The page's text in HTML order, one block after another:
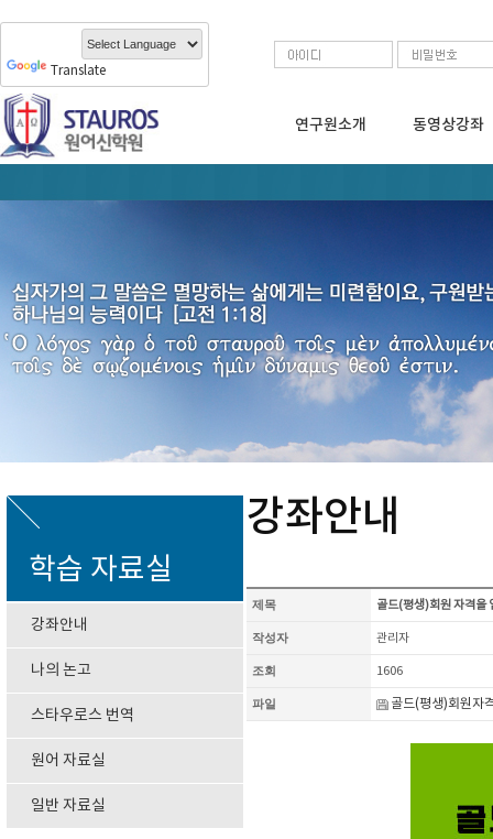
Translate
연구원소개 동영상강좌
학습 자료실
강좌안내
나의 논고
스타우로스 번역
원어 자료실
일반 자료실
강좌안내
제목 골드(평생)회원 자격을
작성자 관리자
조회 1606
파일 골드(평생)회원자